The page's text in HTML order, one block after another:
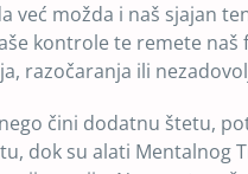
možda i naš sjajan
kontrole te remete
razočaranja ili
čini dodatnu štetu,
dok su alati Mentalnog